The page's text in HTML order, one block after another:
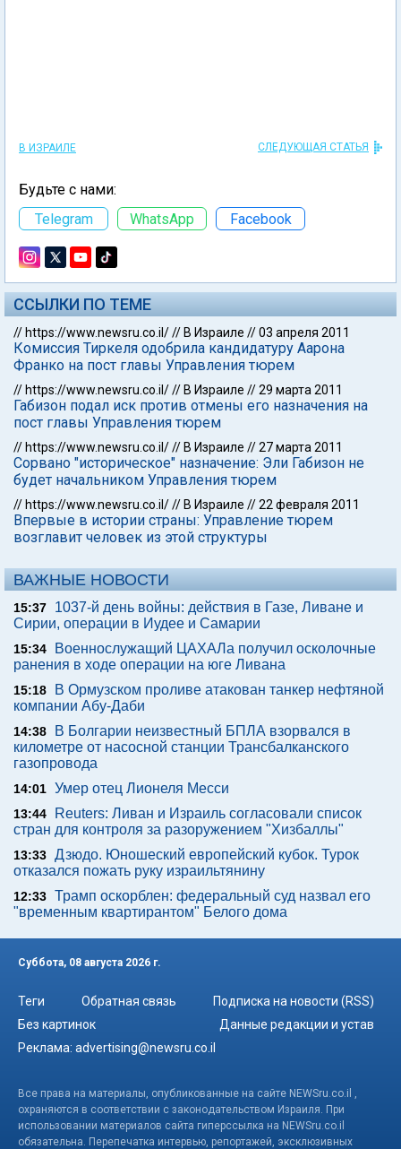
В ИЗРАИЛЕ СЛЕДУЮЩАЯ СТАТЬЯ
Будьте с нами:
Telegram
WhatsApp Facebook
ССЫЛКИ ПО ТЕМЕ
// https://www.newsru.co.il/// В Израиле //03 апреля 2011
Комиссия Тиркеля одобрила кандидатуру Аарона
Франко на пост главы Управления тюрем
// https://www.newsru.co.il/// В Израиле //29 марта 2011
Габизон подал иск против отмены его назначения на
пост главы Управления тюрем
// https://www.newsru.co.il/// В Израиле //27 марта 2011
Сорвано "историческое" назначение: Эли Габизон не
будет начальником Управления тюрем
// https://www.newsru.co.il/// В Израиле //22 февраля 2011
Впервые в истории страны: Управление тюрем
возглавит человек из этой структуры
ВАЖНЫЕ НОВОСТИ
15:37
1037-й день войны: действия в Газе, Ливане и
Сирии, операции в Иудее и Самарии
15:34
Военнослужащий ЦАХАЛа получил осколочные
ранения в ходе операции на юге Ливана
15:18
В Ормузском проливе атакован танкер нефтяной
компании Абу-Даби
14:38
В Болгарии неизвестный БПЛА взорвался в
километре от насосной станции Трансбалканского
газопровода
14:01 Умер отец Лионеля Месси
13:44
Reuters: Ливан и Израиль согласовали список
стран для контроля за разоружением "Хизбаллы"
13:33 Дзюдо. Юношеский европейский кубок. Турок
отказался пожать руку израильтянину
12:33 Трамп оскорблен: федеральный суд назвал его
"временным квартирантом" Белого дома
Суббота, 08 августа 2026 г.
Теги Обратная связь
Подписка на новости (RSS)
Без картинок
Данные редакции и устав
Реклама: advertising@newsru.co.il
Все права на материалы, опубликованные на сайте NEWSru.co.il ,
охраняются в соответствии с законодательством Израиля. При
использовании материалов сайта гиперссылка на NEWSru.co.il
обязательна. Перепечатка интервью, репортажей, эксклюзивных